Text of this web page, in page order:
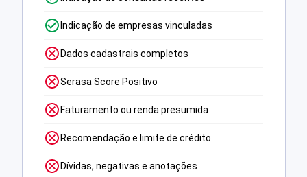
Indicação de empresas vinculadas
Dados cadastrais completos
Serasa Score Positivo
Faturamento ou renda presumida
Recomendação e limite de crédito
Dívidas, negativas e anotações